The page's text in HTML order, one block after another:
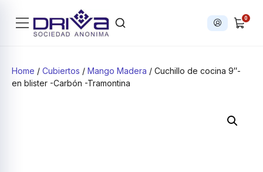
Iniciar
0
Home / Cubiertos / Mango Madera / Cuchillo de cocina 9″-
en blister -Carbón -Tramontina